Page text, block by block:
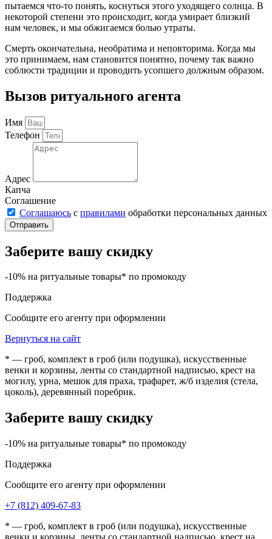
пытаемся что-то понять, коснуться этого уходящего солнца. В
некоторой степени это происходит, когда умирает близкий
нам человек, и мы обжигаемся болью утраты.
Смерть окончательна, необратима и неповторима. Когда мы
это принимаем, нам становится понятно, почему так важно
соблюсти традиции и проводить усопшего должным образом.
Вызов ритуального агента
Имя
Телефон
Адрес
Капча
Соглашение
Соглашаюсь с правилами обработки персональных данных
Отправить
Заберите вашу скидку
-10% на ритуальные товары* по промокоду
Поддержка
Сообщите его агенту при оформлении
Вернуться на сайт
* — гроб, комплект в гроб (или подушка), искусственные
венки и корзины, ленты со стандартной надписью, крест на
могилу, урна, мешок для праха, трафарет, ж/б изделия (стела,
цоколь), деревянный поребрик.
Заберите вашу скидку
-10% на ритуальные товары* по промокоду
Поддержка
Сообщите его агенту при оформлении
+7 (812) 409-67-83
* — гроб, комплект в гроб (или подушка), искусственные